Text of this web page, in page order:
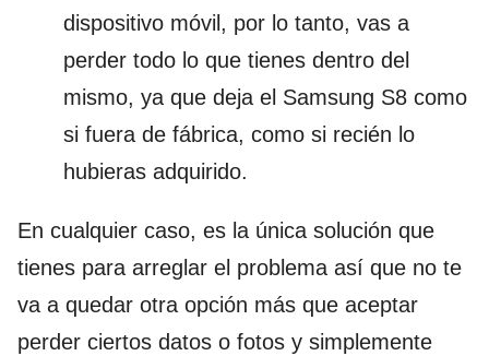
dispositivo móvil, por lo tanto, vas a
perder todo lo que tienes dentro del
mismo, ya que deja el Samsung S8 como
si fuera de fábrica, como si recién lo
hubieras adquirido.
En cualquier caso, es la única solución que
tienes para arreglar el problema así que no te
va a quedar otra opción más que aceptar
perder ciertos datos o fotos y simplemente